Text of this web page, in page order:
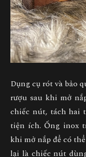
Dụng cụ rót và bảo
rượu sau khi mở
chiếc nút, tách hai
tiện ích. Ống inox
khi mở nắp để có
lại là chiếc nút